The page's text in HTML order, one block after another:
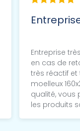
Entreprise
en cas de
très réactif et
moelleux
qualité, vous
les produits